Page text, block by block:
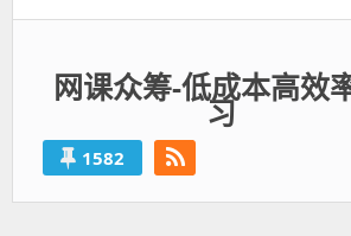
网课众筹-低成本高效
习
1582